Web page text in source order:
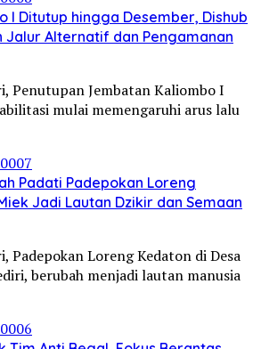
I Ditutup hingga Desember, Dishub
Jalur Alternatif dan Pengamanan
Penutupan Jembatan Kaliombo I
mulai memengaruhi arus lalu
Padati Padepokan Loreng
Jadi Lautan Dzikir dan Semaan
Padepokan Loreng Kedaton di Desa
berubah menjadi lautan manusia